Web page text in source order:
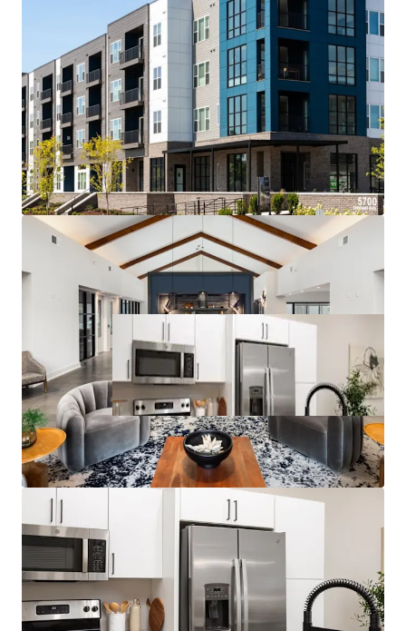
Luxurious New Construction Product Offered Below
Replacement Cost
300-Acre Live-Work-Play Neighborhood
Surrounded by an Abundance of Retail and
Entertainment
Located in Antioch, TN, a rapidly growing suburb of
Nashville